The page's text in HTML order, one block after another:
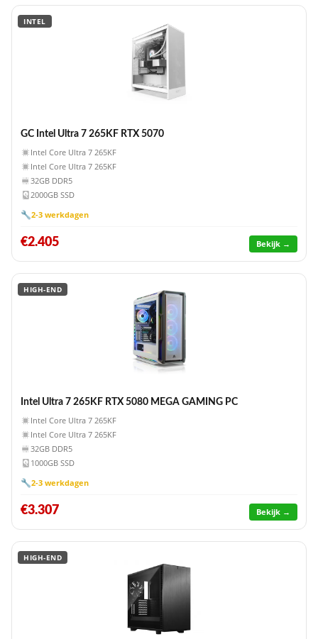
INTEL
GC Intel Ultra 7 265KF RTX 5070
Intel Core Ultra 7 265KF
Intel Core Ultra 7 265KF
32GB DDR5
2000GB SSD
🔧2-3 werkdagen
€2.405 Bekijk →
HIGH-END
Intel Ultra 7 265KF RTX 5080 MEGA GAMING PC
Intel Core Ultra 7 265KF
Intel Core Ultra 7 265KF
32GB DDR5
1000GB SSD
🔧2-3 werkdagen
€3.307 Bekijk →
HIGH-END